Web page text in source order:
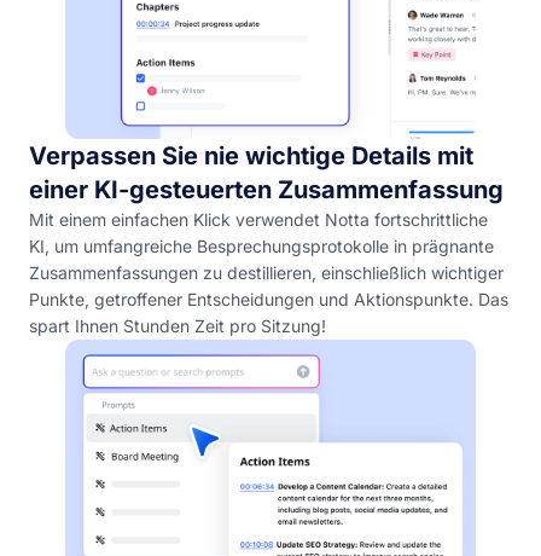
Verpassen Sie nie wichtige Details mit
einer KI-gesteuerten Zusammenfassung
Mit einem einfachen Klick verwendet Notta fortschrittliche
KI, um umfangreiche Besprechungsprotokolle in prägnante
Zusammenfassungen zu destillieren, einschließlich wichtiger
Punkte, getroffener Entscheidungen und Aktionspunkte. Das
spart Ihnen Stunden Zeit pro Sitzung!